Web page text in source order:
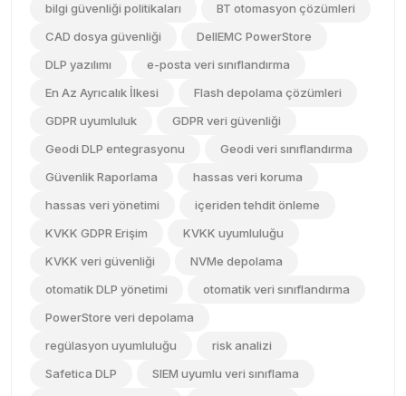
bilgi güvenliği politikaları
BT otomasyon çözümleri
CAD dosya güvenliği
DellEMC PowerStore
DLP yazılımı
e-posta veri sınıflandırma
En Az Ayrıcalık İlkesi
Flash depolama çözümleri
GDPR uyumluluk
GDPR veri güvenliği
Geodi DLP entegrasyonu
Geodi veri sınıflandırma
Güvenlik Raporlama
hassas veri koruma
hassas veri yönetimi
içeriden tehdit önleme
KVKK GDPR Erişim
KVKK uyumluluğu
KVKK veri güvenliği
NVMe depolama
otomatik DLP yönetimi
otomatik veri sınıflandırma
PowerStore veri depolama
regülasyon uyumluluğu
risk analizi
Safetica DLP
SIEM uyumlu veri sınıflama